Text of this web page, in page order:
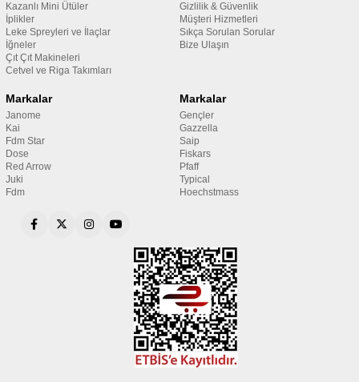
Kazanlı Mini Ütüler
İplikler
Leke Spreyleri ve İlaçlar
İğneler
Çıt Çıt Makineleri
Cetvel ve Riga Takımları
Gizlilik & Güvenlik
Müşteri Hizmetleri
Sıkça Sorulan Sorular
Bize Ulaşın
Markalar
Janome
Kai
Fdm Star
Dose
Red Arrow
Juki
Fdm
Markalar
Gençler
Gazzella
Saip
Fiskars
Pfaff
Typical
Hoechstmass